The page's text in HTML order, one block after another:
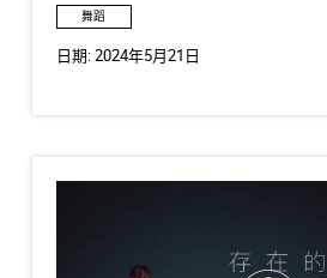
舞蹈
日期:2024年5月21日